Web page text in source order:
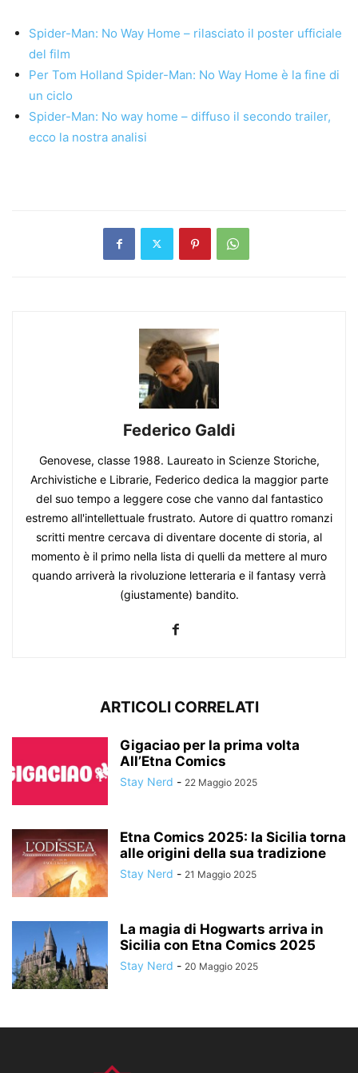
Spider-Man: No Way Home – rilasciato il poster ufficiale
del film
Per Tom Holland Spider-Man: No Way Home è la fine di
un ciclo
Spider-Man: No way home – diffuso il secondo trailer,
ecco la nostra analisi
Federico Galdi
Genovese, classe 1988. Laureato in Scienze Storiche,
Archivistiche e Librarie, Federico dedica la maggior parte
del suo tempo a leggere cose che vanno dal fantastico
estremo all'intellettuale frustrato. Autore di quattro romanzi
scritti mentre cercava di diventare docente di storia, al
momento è il primo nella lista di quelli da mettere al muro
quando arriverà la rivoluzione letteraria e il fantasy verrà
(giustamente) bandito.
ARTICOLI CORRELATI
Gigaciao per la prima volta
All’Etna Comics
Stay Nerd - 22 Maggio 2025
Etna Comics 2025: la Sicilia torna
alle origini della sua tradizione
Stay Nerd - 21 Maggio 2025
La magia di Hogwarts arriva in
Sicilia con Etna Comics 2025
Stay Nerd - 20 Maggio 2025